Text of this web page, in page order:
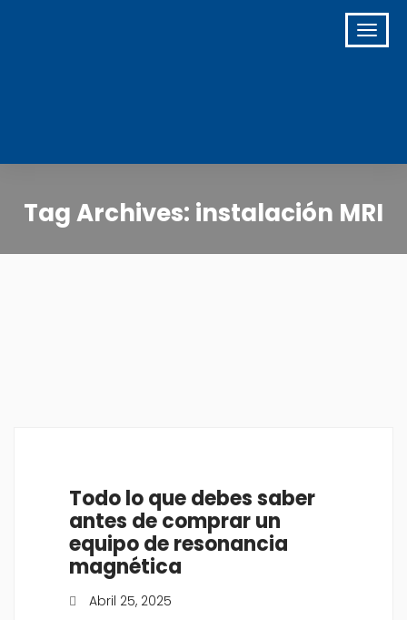
Tag Archives: instalación MRI
Todo lo que debes saber
antes de comprar un
equipo de resonancia
magnética
Abril 25, 2025